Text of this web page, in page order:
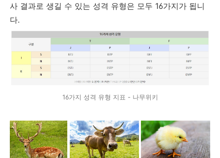
사 결과로 생길 수 있는 성격 유형은 모두 16가지가 됩니
다.
16가지 성격 유형 지표 - 나무위키